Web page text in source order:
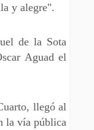
y alegre".
de la Sota
Aguad el
llegó al
la vía pública